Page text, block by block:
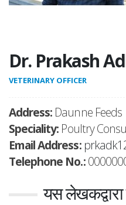
Dr. Prakash
VETERINARY OFFICER
Address: Daunne Feeds
Speciality: Poultry
Email Address:
Telephone No.:
यस